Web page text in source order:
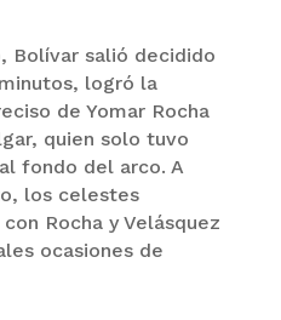
Bolívar salió decidido
logró la
de Yomar Rocha
quien solo tuvo
fondo del arco. A
los celestes
Rocha y Velásquez
ocasiones de